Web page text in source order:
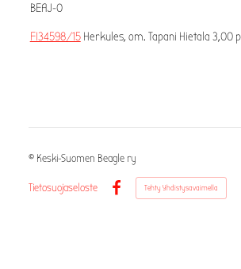
BEAJ-0
FI34598/15Herkules, om. Tapani Hietala 3,00
© Keski-Suomen Beagle ry
Tietosuojaseloste
Facebook
Tehty Yhdistysavaimella